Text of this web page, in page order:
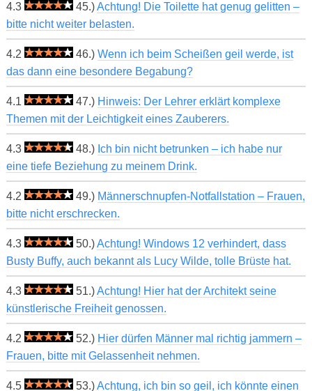
4.3 45.)Achtung! Die Toilette hat genug gelitten –
bitte nicht weiter belasten.
4.2 46.) Wenn ich beim Scheißen geil werde, ist
das dann eine besondere Begabung?
4.1 47.) Hinweis: Der Lehrer erklärt komplexe
Themen mit der Leichtigkeit eines Zauberers.
4.3 48.) Ich bin nicht betrunken – ich habe nur
eine tiefe Beziehung zu meinem Drink.
4.2 49.) Männerschnupfen-Notfallstation – Frauen,
bitte nicht erschrecken.
4.3 50.)Achtung! Windows 12 verhindert, dass
Busty Buffy, auch bekannt als Lucy Wilde, tolle Brüste hat.
4.3 51.)Achtung! Hier hat der Architekt seine
künstlerische Freiheit genossen.
4.2 52.) Hier dürfen Männer mal richtig jammern –
Frauen, bitte mit Gelassenheit nehmen.
4.5 53.)Achtung, ich bin so geil, ich könnte einen